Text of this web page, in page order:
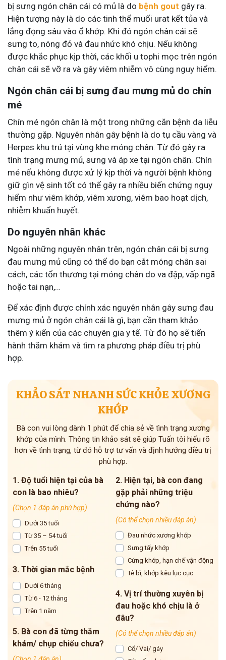
bị sưng ngón chân cái có mủ là do bệnh gout gây ra.
Hiện tượng này là do các tinh thể muối urat kết tủa và
lắng đọng sâu vào ổ khớp. Khi đó ngón chân cái sẽ
sưng to, nóng đỏ và đau nhức khó chịu. Nếu không
được khắc phục kịp thời, các khối u tophi mọc trên ngón
chân cái sẽ vỡ ra và gây viêm nhiễm vô cùng nguy hiểm.
Ngón chân cái bị sưng đau mưng mủ do chín
mé
Chín mé ngón chân là một trong những căn bệnh da liễu
thường gặp. Nguyên nhân gây bệnh là do tụ cầu vàng và
Herpes khu trú tại vùng khe móng chân. Từ đó gây ra
tình trạng mưng mủ, sưng và áp xe tại ngón chân. Chín
mé nếu không được xử lý kịp thời và người bệnh không
giữ gìn vệ sinh tốt có thể gây ra nhiều biến chứng nguy
hiểm như viêm khớp, viêm xương, viêm bao hoạt dịch,
nhiễm khuẩn huyết.
Do nguyên nhân khác
Ngoài những nguyên nhân trên, ngón chân cái bị sưng
đau mưng mủ cũng có thể do bạn cắt móng chân sai
cách, các tổn thương tại móng chân do va đập, vấp ngã
hoặc tai nạn,…
Để xác định được chính xác nguyên nhân gây sưng đau
mưng mủ ở ngón chân cái là gì, bạn cần tham khảo
thêm ý kiến của các chuyên gia y tế. Từ đó họ sẽ tiến
hành thăm khám và tìm ra phương pháp điều trị phù
hợp.
KHẢO SÁT NHANH SỨC KHỎE XƯƠNG
KHỚP
Bà con vui lòng dành 1 phút để chia sẻ về tình trạng xương
khớp của mình. Thông tin khảo sát sẽ giúp Tuấn tôi hiểu rõ
hơn về tình trạng, từ đó hỗ trợ tư vấn và định hướng điều trị
phù hợp.
1. Độ tuổi hiện tại của bà
con là bao nhiêu?
(Chọn 1 đáp án phù hợp)
Dưới 35 tuổi
Từ 35 – 54 tuổi
Trên 55 tuổi
3. Thời gian mắc bệnh
Dưới 6 tháng
Từ 6 - 12 tháng
Trên 1 năm
5. Bà con đã từng thăm
khám/ chụp chiếu chưa?
2. Hiện tại, bà con đang
gặp phải những triệu
chứng nào?
(Có thể chọn nhiều đáp án)
Đau nhức xương khớp
Sưng tấy khớp
Cứng khớp, hạn chế vận động
Tê bì, khớp kêu lục cục
4. Vị trí thường xuyên bị
đau hoặc khó chịu là ở
đâu?
(Có thể chọn nhiều đáp án)
Cổ/ Vai/ gáy